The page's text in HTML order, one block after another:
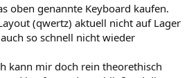
oben genannte Keyboard kaufen.
(qwertz) aktuell nicht auf Lager
so schnell nicht wieder
kann mir doch rein theorethisch